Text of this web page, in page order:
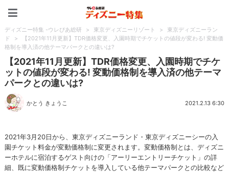
ディズニー特集 -ウレぴあ総研 > 東京ディズニーリゾート >
東京ディズニーラン
ド
>
【2021年11月更新】TDR価格変更、入園時期でチケットの値段が変わる! 変動価
格制を導入済の他テーマパークとの違いは?
【2021年11月更新】TDR価格変更、入園時期でチケ
ットの値段が変わる! 変動価格制を導入済の他テーマ
パークとの違いは?
かとう きょうこ 2021.2.13 6:30
2021年3月20日から、東京ディズニーランド・東京ディズニーシーの入
園チケット料金が変動価格制に変更されます。変動価格制とは、ディズニ
ーホテルに宿泊するゲスト向けの「アーリーエントリーチケット」の詳
細、既に変動価格制チケットを導入している他テーマパークとの比較など